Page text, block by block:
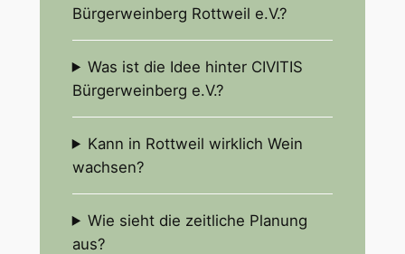
Bürgerweinberg Rottweil e.V.?
Was ist die Idee hinter CIVITIS
Bürgerweinberg e.V.?
Kann in Rottweil wirklich Wein
wachsen?
Wie sieht die zeitliche Planung
aus?